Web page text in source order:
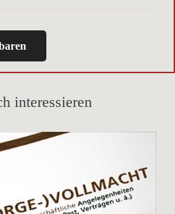
interessieren